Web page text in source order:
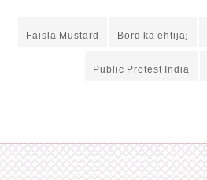
Bord ka ehtijaj
Faisla Mustard
Public Protest India